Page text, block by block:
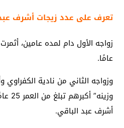
تعرف على عدد زيجات أشرف
عامًا.
وزواجه الثاني من نادية الكفراوي
أشرف عبد الباقي.